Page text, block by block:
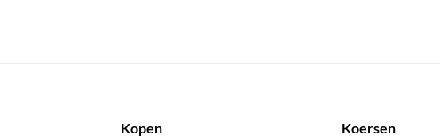
Kopen Koersen